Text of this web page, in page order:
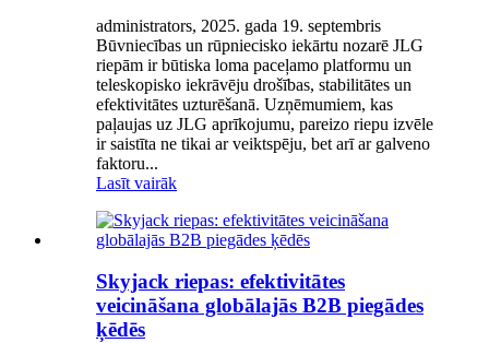
administrators, 2025. gada 19. septembris
Būvniecības un rūpniecisko iekārtu nozarē JLG
riepām ir būtiska loma paceļamo platformu un
teleskopisko iekrāvēju drošības, stabilitātes un
efektivitātes uzturēšanā. Uzņēmumiem, kas
paļaujas uz JLG aprīkojumu, pareizo riepu izvēle
ir saistīta ne tikai ar veiktspēju, bet arī ar galveno
faktoru...
Lasīt vairāk
Skyjack riepas: efektivitātes
veicināšana globālajās B2B piegādes
ķēdēs